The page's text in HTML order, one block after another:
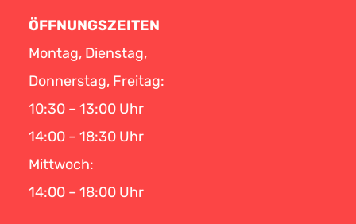
ÖFFNUNGSZEITEN
Montag, Dienstag,
Donnerstag, Freitag:
10:30 – 13:00 Uhr
14:00 – 18:30 Uhr
Mittwoch:
14:00 – 18:00 Uhr